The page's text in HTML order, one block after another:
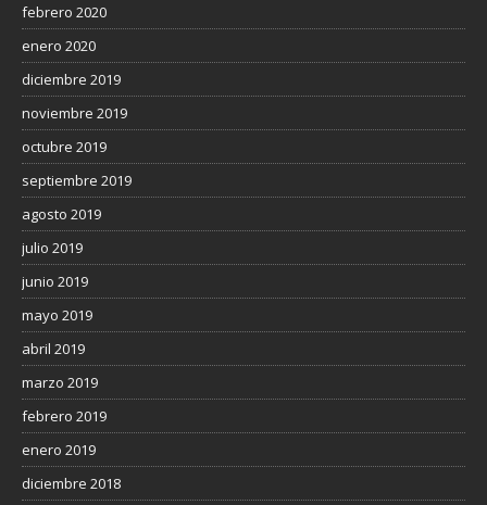
febrero 2020
enero 2020
diciembre 2019
noviembre 2019
octubre 2019
septiembre 2019
agosto 2019
julio 2019
junio 2019
mayo 2019
abril 2019
marzo 2019
febrero 2019
enero 2019
diciembre 2018